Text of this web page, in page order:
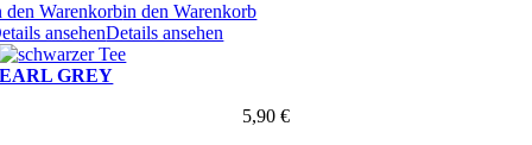
den Warenkorbin den Warenkorb
ansehenDetails ansehen
EARL GREY
5,90 €